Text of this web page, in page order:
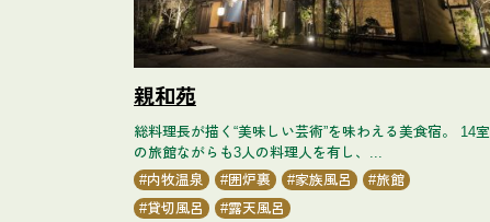
親和苑
総料理長が描く“美味しい芸術”を味わえる美食宿。 14室
の旅館ながらも3人の料理人を有し、...
内牧温泉
囲炉裏 家族風呂
旅館
貸切風呂
露天風呂